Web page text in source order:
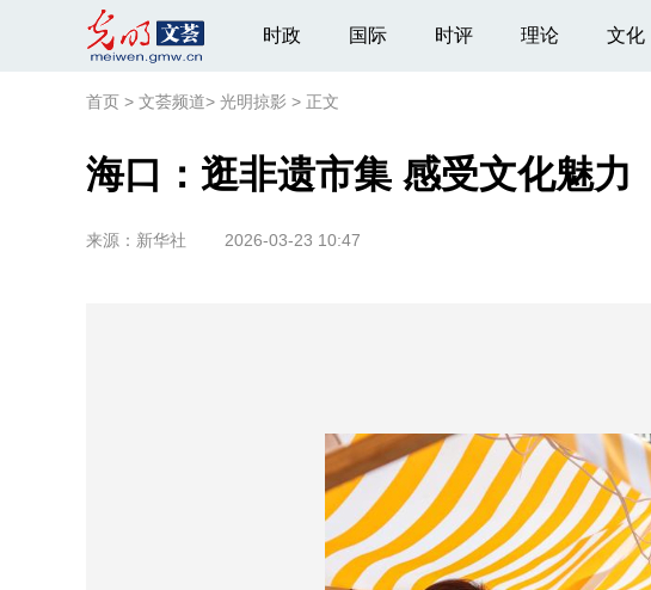
时政 国际 时评 理论 文化
首页 > 文荟频道> 光明掠影 > 正文
海口：逛非遗市集 感受文化魅力
来源： 新华社 2026-03-23 10:47